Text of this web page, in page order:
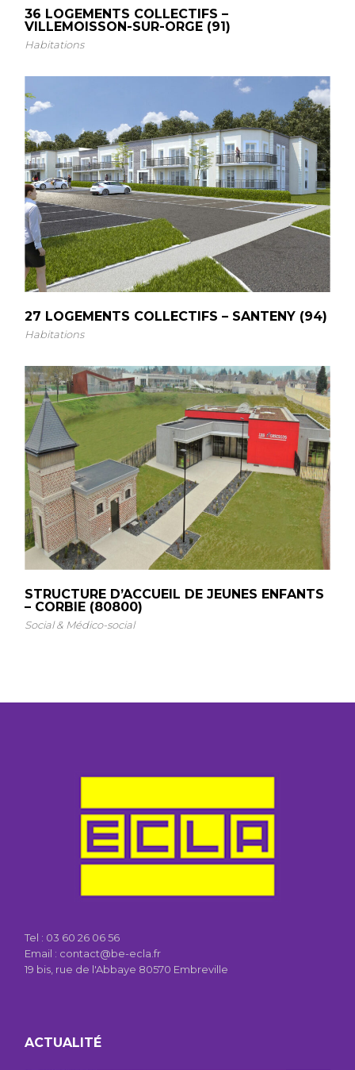
36 LOGEMENTS COLLECTIFS –
VILLEMOISSON-SUR-ORGE (91)
Habitations
27 LOGEMENTS COLLECTIFS – SANTENY (94)
Habitations
STRUCTURE D’ACCUEIL DE JEUNES ENFANTS
– CORBIE (80800)
Social & Médico-social
Tel : 03 60 26 06 56
Email : contact@be-ecla.fr
19 bis, rue de l'Abbaye 80570 Embreville
ACTUALITÉ